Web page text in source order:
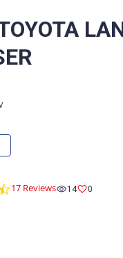
4.6
17 Reviews 14 0